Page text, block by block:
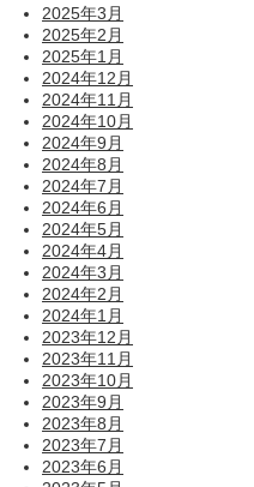
2025年3月
2025年2月
2025年1月
2024年12月
2024年11月
2024年10月
2024年9月
2024年8月
2024年7月
2024年6月
2024年5月
2024年4月
2024年3月
2024年2月
2024年1月
2023年12月
2023年11月
2023年10月
2023年9月
2023年8月
2023年7月
2023年6月